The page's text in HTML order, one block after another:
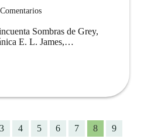
Sombras de Grey,
E. L. James,…
3 4 5 6 7 8
9